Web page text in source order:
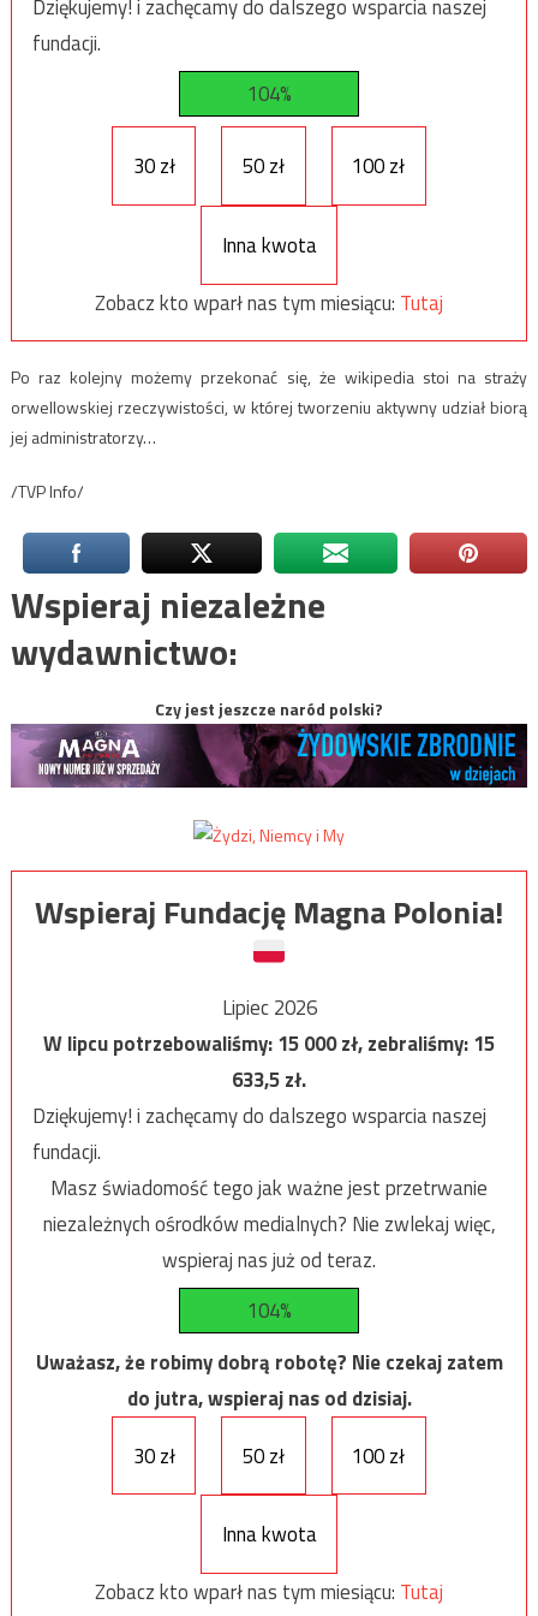
Dziękujemy! i zachęcamy do dalszego wsparcia naszej
fundacji.
104%
30 zł 50 zł 100 zł
Inna kwota
Zobacz kto wparł nas tym miesiącu: Tutaj
Po raz kolejny możemy przekonać się, że wikipedia stoi na straży
orwellowskiej rzeczywistości, w której tworzeniu aktywny udział biorą
jej administratorzy…
/TVP Info/
Wspieraj niezależne
wydawnictwo:
Czy jest jeszcze naród polski?
Wspieraj Fundację Magna Polonia!
Lipiec 2026
W lipcu potrzebowaliśmy:15 000zł, zebraliśmy:15
633,5zł.
Dziękujemy! i zachęcamy do dalszego wsparcia naszej
fundacji.
Masz świadomość tego jak ważne jest przetrwanie
niezależnych ośrodków medialnych? Nie zwlekaj więc,
wspieraj nas już od teraz.
104%
Uważasz, że robimy dobrą robotę? Nie czekaj zatem
do jutra, wspieraj nas od dzisiaj.
30 zł
50 zł 100 zł
Inna kwota
Zobacz kto wparł nas tym miesiącu: Tutaj